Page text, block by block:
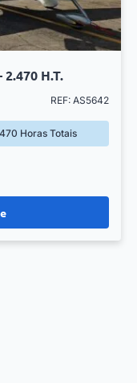
2.470 H.T.
REF: AS5642
Horas Totais